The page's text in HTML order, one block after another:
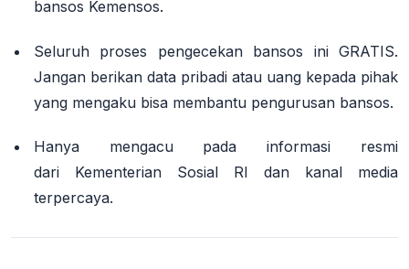
bansos Kemensos.
Seluruh proses pengecekan bansos ini GRATIS.
Jangan berikan data pribadi atau uang kepada pihak
yang mengaku bisa membantu pengurusan bansos.
Hanya mengacu pada informasi resmi
dari Kementerian Sosial RI dan kanal media
terpercaya.